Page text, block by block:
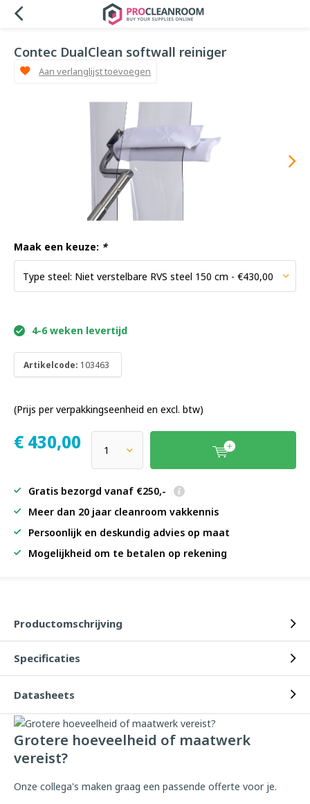
Contec DualClean softwall reiniger
Aan verlanglijst toevoegen
Maak een keuze: *
4-6 weken levertijd
Artikelcode: 103463
(Prijs per verpakkingseenheid en excl. btw)
€ 430,00
Gratis bezorgd vanaf €250,-
Meer dan 20 jaar cleanroom vakkennis
Persoonlijk en deskundig advies op maat
Mogelijkheid om te betalen op rekening
Productomschrijving
Specificaties
Datasheets
Grotere hoeveelheid of maatwerk
vereist?
Onze collega's maken graag een passende offerte voor je.